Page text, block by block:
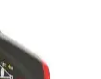
etkiler.
ve Takvimli
iç ortam sıcaklığını gösteren
ev ve ofislerde pratik
yaşam alanlarınızı